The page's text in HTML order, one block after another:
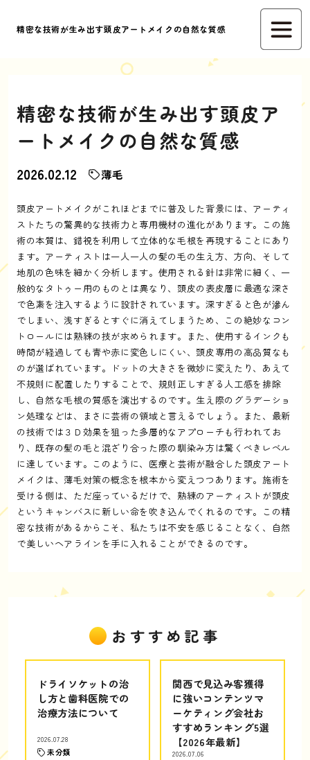
精密な技術が生み出す頭皮アートメイクの自然な質感
精密な技術が生み出す頭皮ア
ートメイクの自然な質感
2026.02.12 薄毛
頭皮アートメイクがこれほどまでに普及した背景には、アーティ
ストたちの驚異的な技術力と専用機材の進化があります。この施
術の本質は、錯視を利用して立体的な毛根を再現することにあり
ます。アーティストは一人一人の髪の毛の生え方、方向、そして
地肌の色味を細かく分析します。使用される針は非常に細く、一
般的なタトゥー用のものとは異なり、頭皮の表皮層に最適な深さ
で色素を注入するように設計されています。深すぎると色が滲ん
でしまい、浅すぎるとすぐに消えてしまうため、この絶妙なコン
トロールには熟練の技が求められます。また、使用するインクも
時間が経過しても青や赤に変色しにくい、頭皮専用の高品質なも
のが選ばれています。ドットの大きさを微妙に変えたり、あえて
不規則に配置したりすることで、規則正しすぎる人工感を排除
し、自然な毛根の質感を演出するのです。生え際のグラデーショ
ン処理などは、まさに芸術の領域と言えるでしょう。また、最新
の技術では３Ｄ効果を狙った多層的なアプローチも行われてお
り、既存の髪の毛と混ざり合った際の馴染み方は驚くべきレベル
に達しています。このように、医療と芸術が融合した頭皮アート
メイクは、薄毛対策の概念を根本から変えつつあります。施術を
受ける側は、ただ座っているだけで、熟練のアーティストが頭皮
というキャンバスに新しい命を吹き込んでくれるのです。この精
密な技術があるからこそ、私たちは不安を感じることなく、自然
で美しいヘアラインを手に入れることができるのです。
おすすめ記事
ドライソケットの治
し方と歯科医院での
治療方法について
2026.07.28
未分類
関西で見込み客獲得
に強いコンテンツマ
ーケティング会社お
すすめランキング5選
【2026年最新】
2026.07.06